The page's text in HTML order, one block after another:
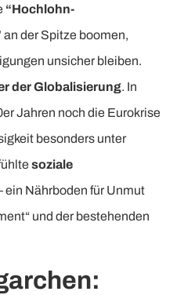
“Hochlohn-
an der Spitze boomen,
unsicher bleiben.
der Globalisierung. In
Jahren noch die Eurokrise
besonders unter
soziale
ein Nährboden für Unmut
und der bestehenden